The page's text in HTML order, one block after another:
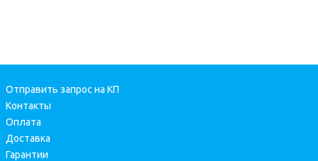
Отправить запрос на КП
Контакты
Оплата
Доставка
Гарантии